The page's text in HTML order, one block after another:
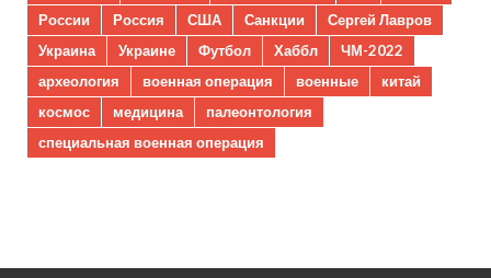
России
Россия США Санкции
Сергей Лавров
Украина
Украине Футбол Хаббл
ЧМ-2022
археология
военная операция военные
китай
космос
медицина
палеонтология
специальная военная операция